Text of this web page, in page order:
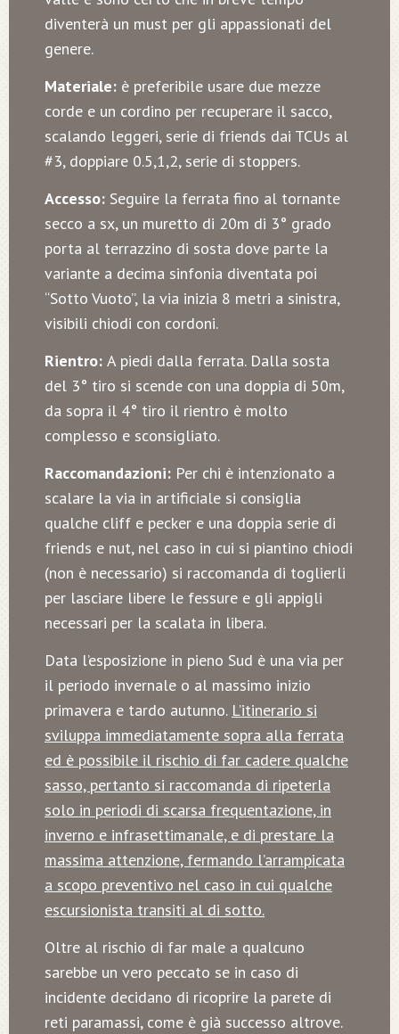
diventerà un must per gli appassionati del
genere.
Materiale: è preferibile usare due mezze
corde e un cordino per recuperare il sacco,
scalando leggeri, serie di friends dai TCUs al
#3, doppiare 0.5,1,2, serie di stoppers.
Accesso: Seguire la ferrata fino al tornante
secco a sx, un muretto di 20m di 3° grado
porta al terrazzino di sosta dove parte la
variante a decima sinfonia diventata poi
“Sotto Vuoto”, la via inizia 8 metri a sinistra,
visibili chiodi con cordoni.
Rientro: A piedi dalla ferrata. Dalla sosta
del 3° tiro si scende con una doppia di 50m,
da sopra il 4° tiro il rientro è molto
complesso e sconsigliato.
Raccomandazioni: Per chi è intenzionato a
scalare la via in artificiale si consiglia
qualche cliff e pecker e una doppia serie di
friends e nut, nel caso in cui si piantino chiodi
(non è necessario) si raccomanda di toglierli
per lasciare libere le fessure e gli appigli
necessari per la scalata in libera.
Data l’esposizione in pieno Sud è una via per
il periodo invernale o al massimo inizio
primavera e tardo autunno. L’itinerario si
sviluppa immediatamente sopra alla ferrata
ed è possibile il rischio di far cadere qualche
sasso, pertanto si raccomanda di ripeterla
solo in periodi di scarsa frequentazione, in
inverno e infrasettimanale, e di prestare la
massima attenzione, fermando l’arrampicata
a scopo preventivo nel caso in cui qualche
escursionista transiti al di sotto.
Oltre al rischio di far male a qualcuno
sarebbe un vero peccato se in caso di
incidente decidano di ricoprire la parete di
reti paramassi, come è già successo altrove.